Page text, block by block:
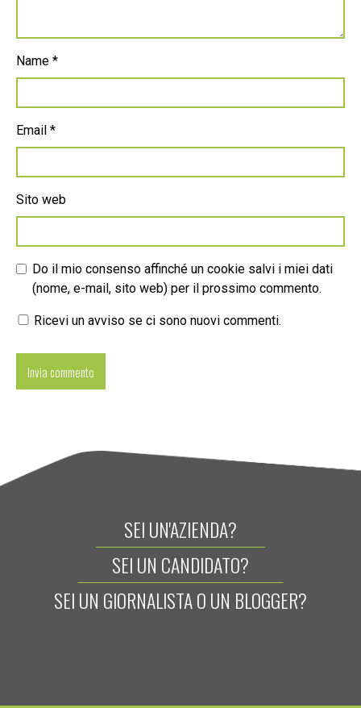
Name *
Email *
Sito web
Do il mio consenso affinché un cookie salvi i miei dati
(nome, e-mail, sito web) per il prossimo commento.
Ricevi un avviso se ci sono nuovi commenti.
SEI UN'AZIENDA?
SEI UN CANDIDATO?
SEI UN GIORNALISTA O UN BLOGGER?